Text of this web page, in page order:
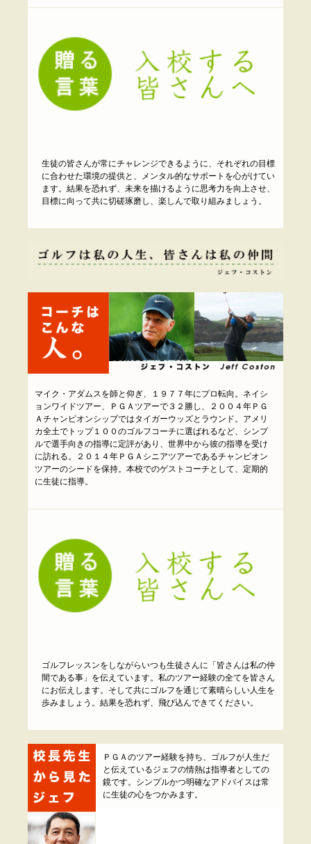
生徒の皆さんが常にチャレンジできるように、それぞれの目標
に合わせた環境の提供と、メンタル的なサポートを心がけてい
ます。結果を恐れず、未来を描けるように思考力を向上させ、
目標に向って共に切磋琢磨し、楽しんで取り組みましょう。
マイク・アダムスを師と仰ぎ、１９７７年にプロ転向。ネイシ
ョンワイドツアー、ＰＧＡツアーで３２勝し、２００４年ＰＧ
Ａチャンピオンシップではタイガーウッズとラウンド。アメリ
カ全土でトップ１００のゴルフコーチに選ばれるなど、シンプ
ルで選手向きの指導に定評があり、世界中から彼の指導を受け
に訪れる。２０１４年ＰＧＡシニアツアーであるチャンピオン
ツアーのシードを保持。本校でのゲストコーチとして、定期的
に生徒に指導。
ゴルフレッスンをしながらいつも生徒さんに「皆さんは私の仲
間である事」を伝えています。私のツアー経験の全てを皆さん
にお伝えします。そして共にゴルフを通じて素晴らしい人生を
歩みましょう。結果を恐れず、飛び込んできてください。
ＰＧＡのツアー経験を持ち、ゴルフが人生だ
と伝えているジェフの情熱は指導者としての
鏡です。シンプルかつ明確なアドバイスは常
に生徒の心をつかみます。